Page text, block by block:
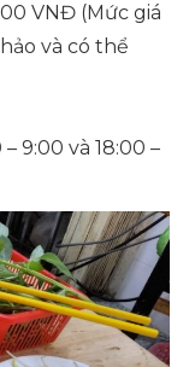
VNĐ (Mức giá
và có thể
– 9:00 và 18:00 –